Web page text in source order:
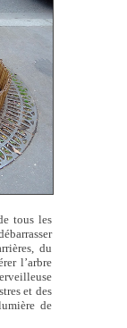
tous les
du
l’arbre
et des
de